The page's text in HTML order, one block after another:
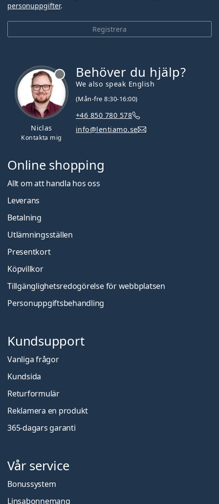
Registrera
personuppgifter.
Niclas
Kontakta mig
Behöver du hjälp?
We also speak English
(Mån-fre 8:30-16:00)
+46 850 780 578
info@lentiamo.se
Online shopping
Allt om att handla hos oss
Leverans
Betalning
Utlämningsställen
Presentkort
Köpvillkor
Tillgänglighetsredogörelse för webbplatsen
Personuppgiftsbehandling
Kundsupport
Vanliga frågor
Kundsida
Returformulär
Reklamera en produkt
365-dagars garanti
Vår service
Bonussystem
Linsabonnemang